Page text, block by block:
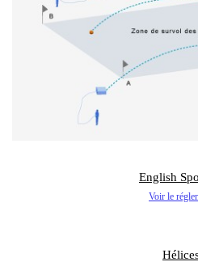
English
Voir le